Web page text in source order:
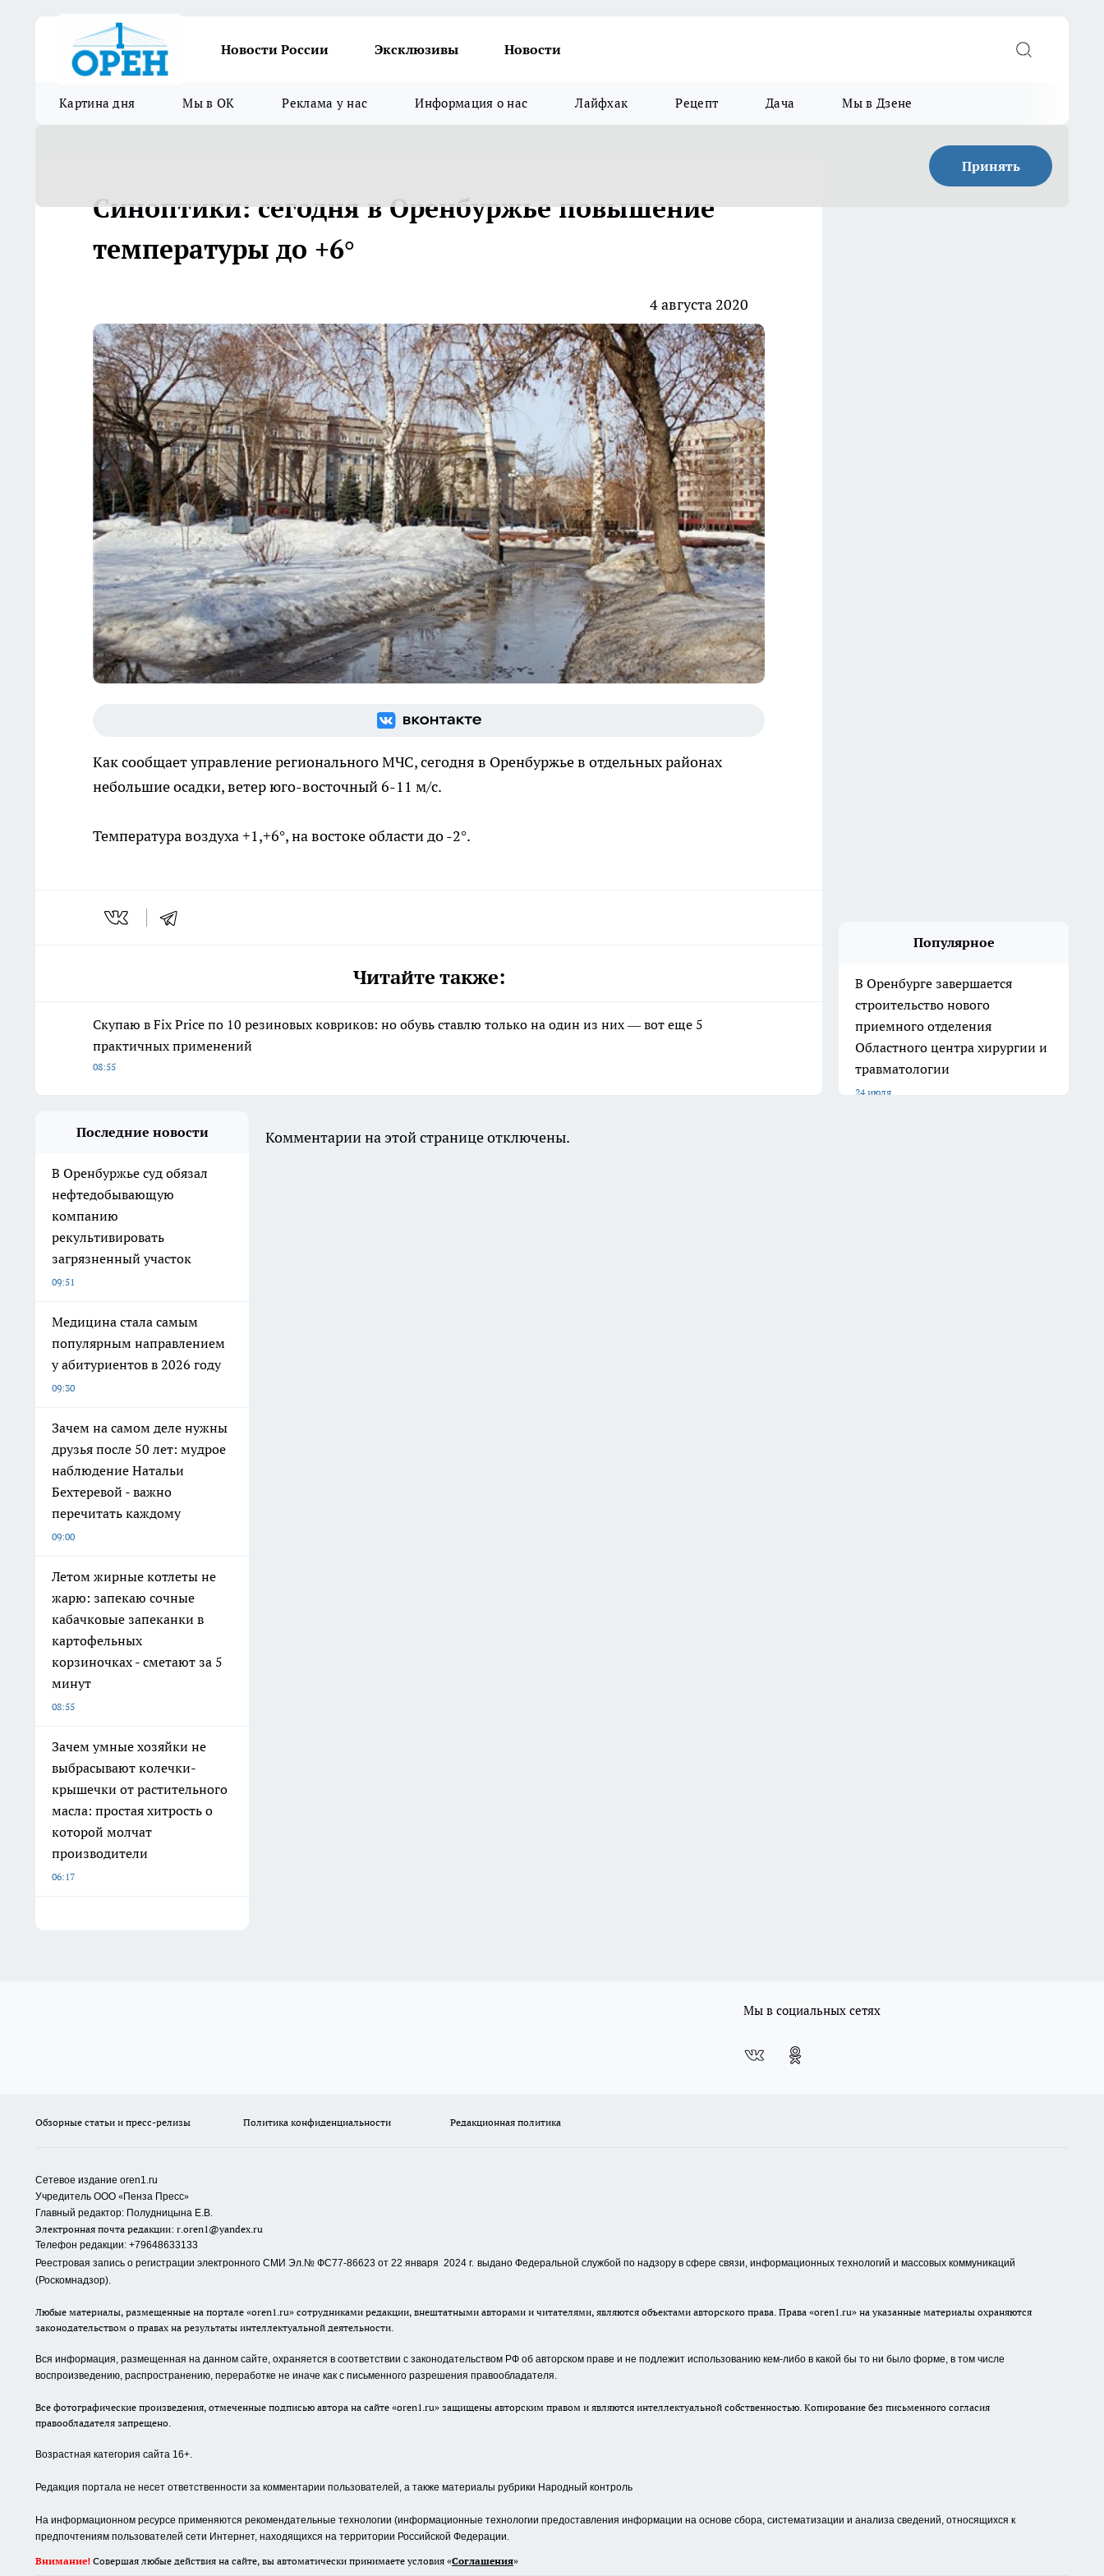
Новости России Эксклюзивы Новости
Картина дня Мы в ОК Реклама у нас Информация о нас Лайфхак Рецепт Дача Мы в Дзене
Принять
Синоптики: сегодня в Оренбуржье повышение
температуры до +6°
4 августа 2020
Как сообщает управление регионального МЧС, сегодня в Оренбуржье в отдельных районах
небольшие осадки, ветер юго-восточный 6-11 м/с.
Температура воздуха +1,+6°, на востоке области до -2°.
Читайте также:
Скупаю в Fix Price по 10 резиновых ковриков: но обувь ставлю только на один из них — вот еще 5
практичных применений
08:55
Популярное
В Оренбурге завершается
строительство нового
приемного отделения
Областного центра хирургии и
травматологии
24 июля
Последние новости
В Оренбуржье суд обязал
нефтедобывающую
компанию
рекультивировать
загрязненный участок
09:51
Медицина стала самым
популярным направлением
у абитуриентов в 2026 году
09:30
Зачем на самом деле нужны
друзья после 50 лет: мудрое
наблюдение Натальи
Бехтеревой - важно
перечитать каждому
09:00
Летом жирные котлеты не
жарю: запекаю сочные
кабачковые запеканки в
картофельных
корзиночках - сметают за 5
минут
08:55
Зачем умные хозяйки не
выбрасывают колечки-
крышечки от растительного
масла: простая хитрость о
которой молчат
производители
06:17
Комментарии на этой странице отключены.
Мы в социальных сетях
Обзорные статьи и пресс-релизы Политика конфиденциальности Редакционная политика
Сетевое издание oren1.ru
Учредитель ООО «Пенза Пресс»
Главный редактор: Полудницына Е.В.
Электронная почта редакции: r.oren1@yandex.ru
Телефон редакции: +79648633133
Реестровая запись о регистрации электронного СМИ Эл.№ ФС77-86623 от 22 января 2024 г. выдано Федеральной службой по надзору в сфере связи, информационных технологий и массовых коммуникаций
(Роскомнадзор).
Любые материалы, размещенные на портале «oren1.ru» сотрудниками редакции, внештатными авторами и читателями, являются объектами авторского права. Права «oren1.ru» на указанные материалы охраняются
законодательством о правах на результаты интеллектуальной деятельности.
Вся информация, размещенная на данном сайте, охраняется в соответствии с законодательством РФ об авторском праве и не подлежит использованию кем-либо в какой бы то ни было форме, в том числе
воспроизведению, распространению, переработке не иначе как с письменного разрешения правообладателя.
Все фотографические произведения, отмеченные подписью автора на сайте «oren1.ru» защищены авторским правом и являются интеллектуальной собственностью. Копирование без письменного согласия
правообладателя запрещено.
Возрастная категория сайта 16+.
Редакция портала не несет ответственности за комментарии пользователей, а также материалы рубрики Народный контроль
На информационном ресурсе применяются рекомендательные технологии (информационные технологии предоставления информации на основе сбора, систематизации и анализа сведений, относящихся к
предпочтениям пользователей сети Интернет, находящихся на территории Российской Федерации.
Внимание! Совершая любые действия на сайте, вы автоматически принимаете условия «Cоглашения»